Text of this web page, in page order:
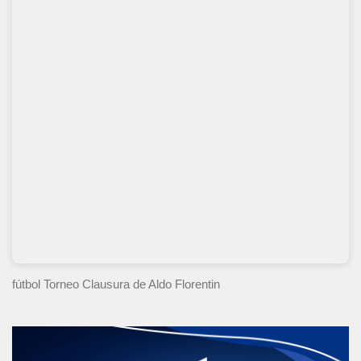
fútbol Torneo Clausura de Aldo Florentin